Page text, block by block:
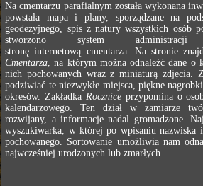
Na cmentarzu parafialnym została wykonana
powstała mapa i plany, sporządzane na
geodezyjnego, spis z natury wszystkich osób
stworzono system
stronę internetową cmentarza. Na stronie
Cmentarza, na którym można odnaleźć dane o
nich pochowanych wraz z miniaturą zdjęcia.
podziwiać te niezwykłe miejsca, piękne
okresów. Zakładka Roczniceprzypomina o
kalendarzowego. Ten dział w zamiarze
rozwijany, a informacje nadal gromadzone.
wyszukiwarka, w której po wpisaniu nazwiska
pochowanego. Sortowanie umożliwia nam
najwcześniej urodzonych lub zmarłych.